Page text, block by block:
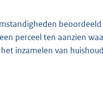
perceel ten aanzien
inzamelen van